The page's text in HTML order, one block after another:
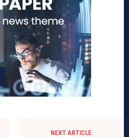
NEXT ARTICLE